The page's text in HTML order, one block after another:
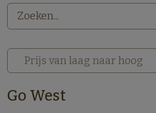
Go West